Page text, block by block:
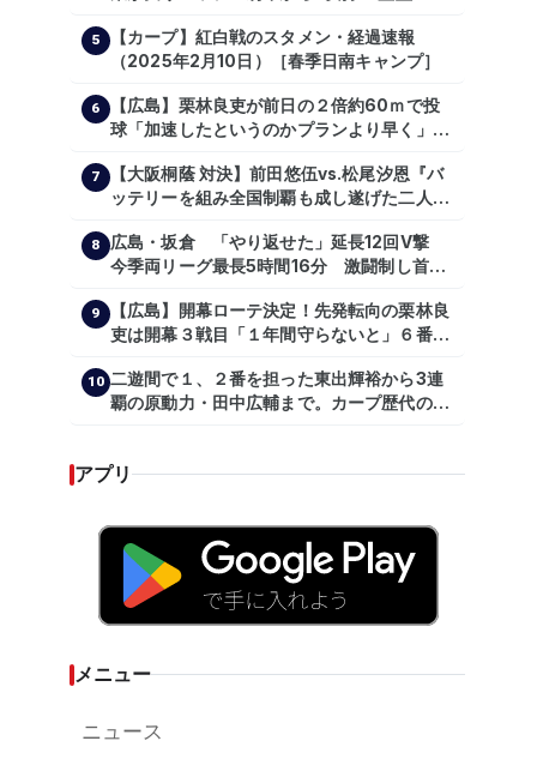
5
【カープ】紅白戦のスタメン・経過速報
（2025年2月10日）［春季日南キャンプ］
6
【広島】栗林良吏が前日の２倍約60ｍで投
球「加速したというのかプランより早く」自
7
【大阪桐蔭 対決】前田悠伍vs.松尾汐恩『バ
ッテリーを組み全国制覇も成し遂げた二人
8
広島・坂倉 「やり返せた」延長12回V撃
今季両リーグ最長5時間16分 激闘制し首位
9
【広島】開幕ローテ決定！先発転向の栗林良
吏は開幕３戦目「１年間守らないと」６番手
10 二遊間で１、２番を担った東出輝裕から3連
覇の原動力・田中広輔まで。カープ歴代のシ
アプリ
メニュー
ニュース